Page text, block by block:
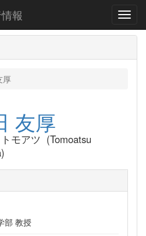
報
厚
友厚
モアツ (Tomoatsu
部 教授